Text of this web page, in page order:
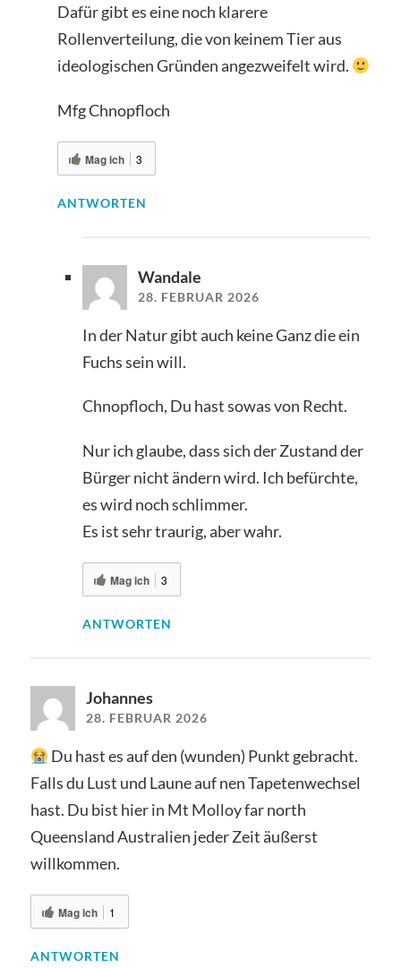
Dafür gibt es eine noch klarere
Rollenverteilung, die von keinem Tier aus
ideologischen Gründen angezweifelt wird.
Mfg Chnopfloch
Mag ich 3
ANTWORTEN
Wandale
28. FEBRUAR 2026
In der Natur gibt auch keine Ganz die ein
Fuchs sein will.
Chnopfloch, Du hast sowas von Recht.
Nur ich glaube, dass sich der Zustand der
Bürger nicht ändern wird. Ich befürchte,
es wird noch schlimmer.
Es ist sehr traurig, aber wahr.
Mag ich 3
ANTWORTEN
Johannes
28. FEBRUAR 2026
Du hast es auf den (wunden) Punkt gebracht.
Falls du Lust und Laune auf nen Tapetenwechsel
hast. Du bist hier in Mt Molloy far north
Queensland Australien jeder Zeit äußerst
willkommen.
Mag ich 1
ANTWORTEN